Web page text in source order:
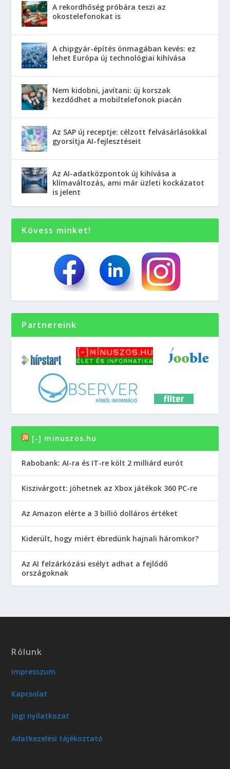
A rekordhőség próbára teszi az
okostelefonokat is
A chipgyár-építés önmagában kevés: ez
lehet Európa új technológiai kihívása
Nem kidobni, javítani: új korszak
kezdődhet a mobiltelefonok piacán
Az SAP új receptje: célzott felvásárlásokkal
gyorsítja AI-fejlesztéseit
Az AI-adatközpontok új kihívása a
klímaváltozás, ami már üzleti kockázatot
is jelent
Kövess minket!
Partnereink
[-] minuszos.hu
Rabobank: AI-ra és IT-re költ 2 milliárd eurót
Kiszivárgott: jöhetnek az Xbox játékok 360 PC-re
Az Amazon elérte a 3 billió dolláros értéket
Kiderült, hogy miért ébredünk hajnali háromkor?
Az AI felzárkózási esélyt adhat a fejlődő
országoknak
Rólunk
Impresszum
Kapcsolat
Jogi nyilatkozat
Adatkezelési tájékoztató